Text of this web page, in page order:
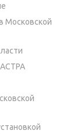
Московской